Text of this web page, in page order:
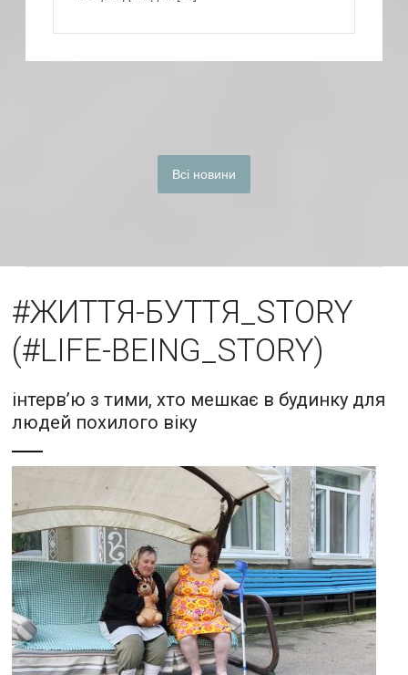
Всі новини
#ЖИТТЯ-БУТТЯ_STORY
(#LIFE-BEING_STORY)
інтерв’ю з тими, хто мешкає в будинку для
людей похилого віку